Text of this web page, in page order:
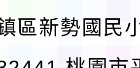
區新勢國民